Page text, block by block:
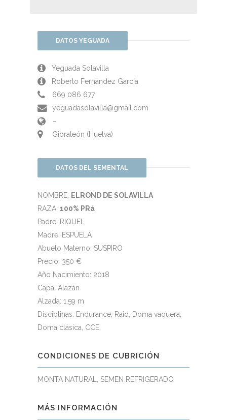
DATOS YEGUADA
Yeguada Solavilla
Roberto Fernández Garcia
669 086 677
yeguadasolavilla@gmail.com
–
Gibraleón (Huelva)
DATOS DEL SEMENTAL
NOMBRE: ELROND DE SOLAVILLA
RAZA: 100% PRá
Padre: RIQUEL
Madre: ESPUELA
Abuelo Materno: SUSPIRO
Precio: 350 €
Año Nacimiento: 2018
Capa: Alazán
Alzada: 1,59 m
Disciplinas: Endurance, Raid, Doma vaquera,
Doma clásica, CCE.
CONDICIONES DE CUBRICIÓN
MONTA NATURAL, SEMEN REFRIGERADO
MÁS INFORMACIÓN